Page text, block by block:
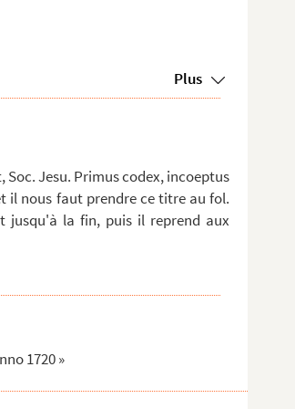
Plus
Jesu. Primus codex, incoeptus
il nous faut prendre ce titre au fol.
jusqu'à la fin, puis il reprend aux
1720 »